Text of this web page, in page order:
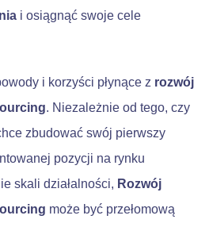
i osiągnąć swoje cele
i korzyści płynące z rozwój
. Niezależnie od tego, czy
zbudować swój pierwszy
pozycji na rynku
skali działalności, Rozwój
może być przełomową